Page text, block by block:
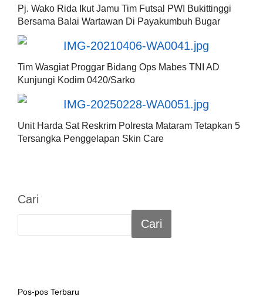
Pj. Wako Rida Ikut Jamu Tim Futsal PWI Bukittinggi
Bersama Balai Wartawan Di Payakumbuh Bugar
Tim Wasgiat Proggar Bidang Ops Mabes TNI AD
Kunjungi Kodim 0420/Sarko
Unit Harda Sat Reskrim Polresta Mataram Tetapkan 5
Tersangka Penggelapan Skin Care
Cari
Cari
Pos-pos Terbaru